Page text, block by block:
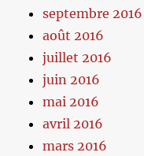
septembre 2016
août 2016
juillet 2016
juin 2016
mai 2016
avril 2016
mars 2016